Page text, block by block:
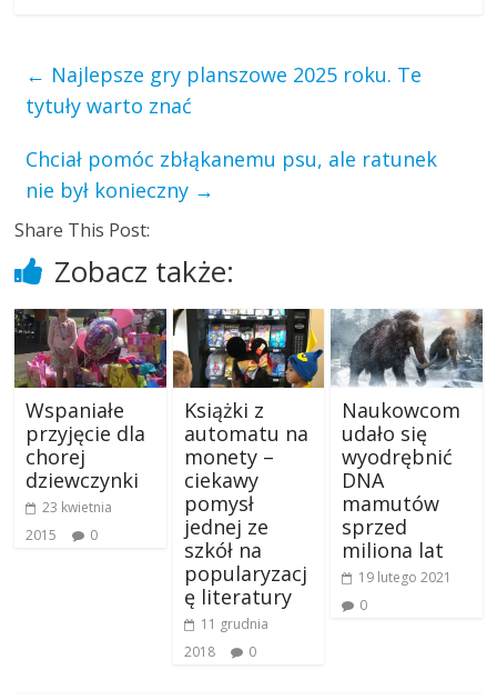
← Najlepsze gry planszowe 2025 roku. Te
tytuły warto znać
Chciał pomóc zbłąkanemu psu, ale ratunek
nie był konieczny →
Share This Post:
Zobacz także:
Wspaniałe
przyjęcie dla
chorej
dziewczynki
23 kwietnia
2015
0
Książki z
automatu na
monety –
ciekawy
pomysł
jednej ze
szkół na
popularyzacj
ę literatury
11 grudnia
2018
0
Naukowcom
udało się
wyodrębnić
DNA
mamutów
sprzed
miliona lat
19 lutego 2021
0